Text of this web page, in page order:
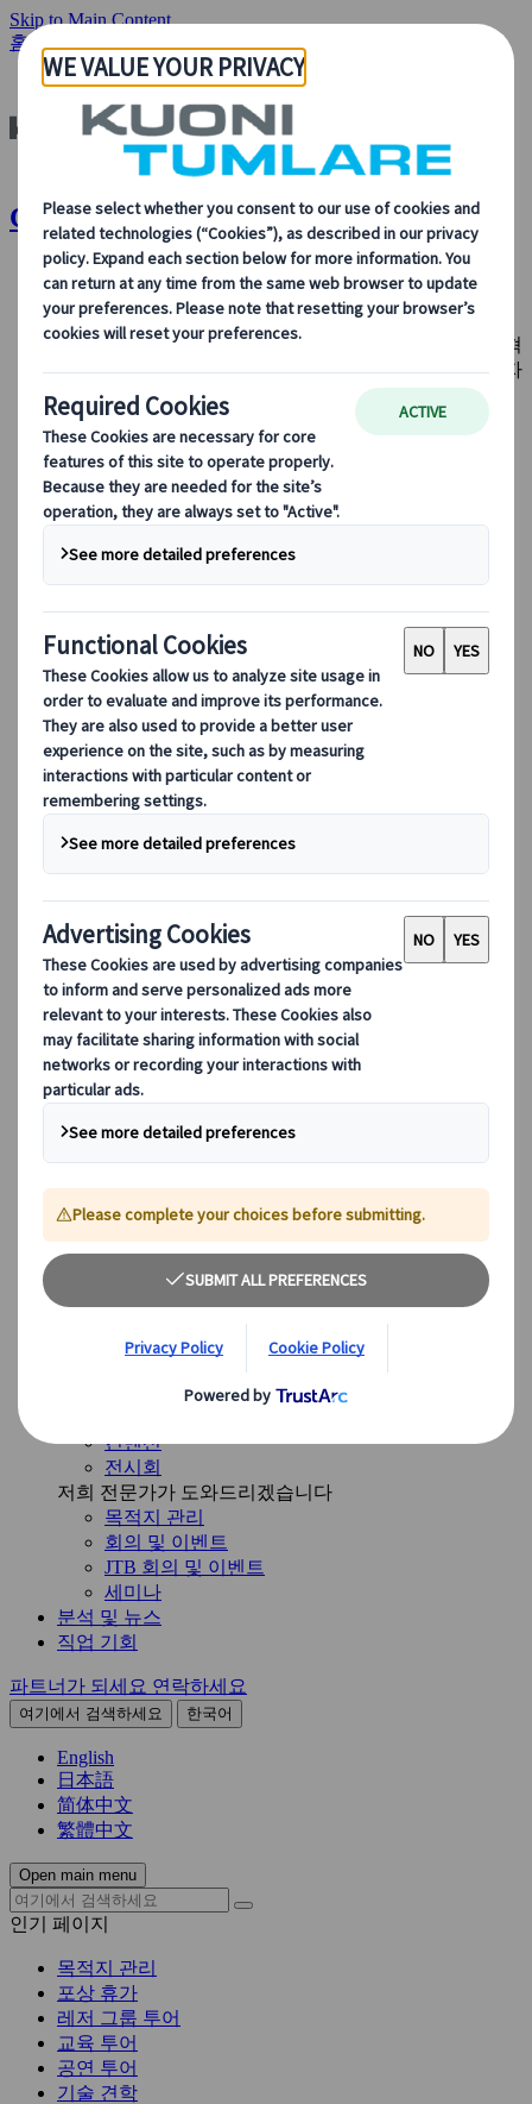
Skip to Main Content
홈페이지
CEO 메시지 | Kuoni Tumlare
회사 소개
회사 소개
당사가 누구인지, 무엇을 하는지, 그리고 지속 가능성, 혁
신, 여행 분야의 최신 기술에 대한 당사의 헌신에 대해 자
세히 알아보세요.
개요 보기
우리에 대해 더 알아보기
우리의 리더십 팀
지속 가능한 발전
디지털 도구
우리의 디지털 도구
파트너스 모바일 애플리케이션
공급업체 웹 애플리케이션
에이전트 웹 애플리케이션
목적지
목적지
귀하의 지역 전문가인 Kuoni Tumlare와 함께 전 세계 여
행 정보를 살펴보세요. 귀하의 고유한 여행 요구 사항에
맞춰 엄선된 여행 일정을 제공합니다.
모든 여행지 둘러보기
가장 많이 방문한 목적지
스위스
프랑스
이탈리아
스페인
영국
비유럽 목적지
일본
미국
캐나다
호주
다양한 솔루션을 살펴보고, 여정 전반에 걸쳐 여러분을
안내할 준비가 된 전문 사업부를 만나보세요.
레저 여행 그룹
기업 회의 및 이벤트
컨벤션
전시회
저희 전문가가 도와드리겠습니다
목적지 관리
회의 및 이벤트
JTB 회의 및 이벤트
세미나
분석 및 뉴스
직업 기회
파트너가 되세요 연락하세요
여기에서 검색하세요 한국어
English
日本語
简体中文
繁體中文
Open main menu
인기 페이지
목적지 관리
포상 휴가
레저 그룹 투어
교육 투어
공연 투어
기술 견학